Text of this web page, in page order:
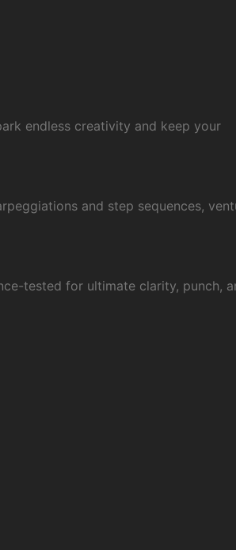
endless creativity and keep your
and step sequences,
tested for ultimate clarity, punch,